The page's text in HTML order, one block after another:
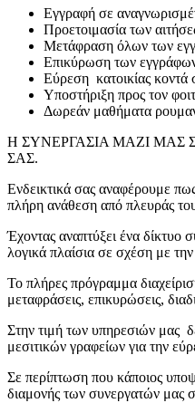
Εγγραφή σε
Προετοιμασία των
Μετάφραση όλων των
Επικύρωση των
Εύρεση κατοικίας κοντά
Υποστήριξη προς τον
Δωρεάν μαθήματα
Η ΣΥΝΕΡΓΑΣΙΑ ΜΑΖΙ ΜΑΣ
ΣΑΣ.
Ενδεικτικά σας αναφέρουμε
πλήρη ανάθεση από πλευράς
Έχοντας αναπτύξει ένα δίκτυο
λογικά πλαίσια σε σχέση με
Το πλήρες πρόγραμμα
μεταφράσεις, επικυρώσεις,
Στην τιμή των υπηρεσιών μας
μεσιτικών γραφείων για την
Σε περίπτωση που κάποιος
διαμονής των συνεργατών μας